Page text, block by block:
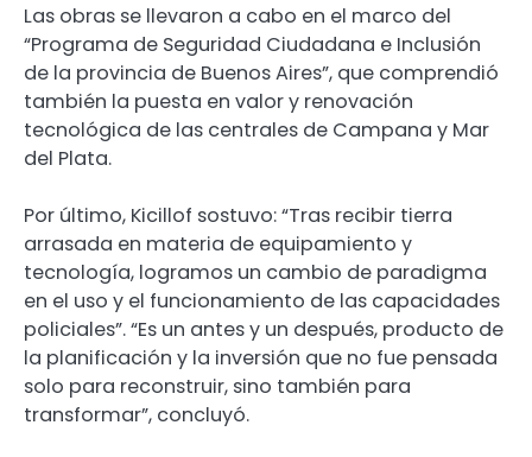
Las obras se llevaron a cabo en el marco del
“Programa de Seguridad Ciudadana e Inclusión
de la provincia de Buenos Aires”, que comprendió
también la puesta en valor y renovación
tecnológica de las centrales de Campana y Mar
del Plata.
Por último, Kicillof sostuvo: “Tras recibir tierra
arrasada en materia de equipamiento y
tecnología, logramos un cambio de paradigma
en el uso y el funcionamiento de las capacidades
policiales”. “Es un antes y un después, producto de
la planificación y la inversión que no fue pensada
solo para reconstruir, sino también para
transformar”, concluyó.